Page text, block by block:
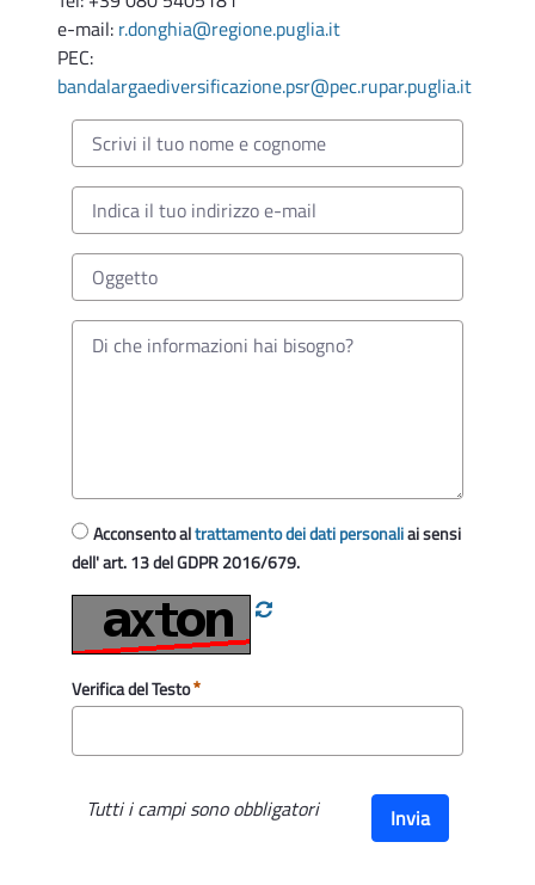
e-mail: r.donghia@regione.puglia.it
PEC:
bandalargaediversificazione.psr@pec.rupar.puglia.it
Acconsento altrattamento dei dati personaliai sensi
dell' art. 13 del GDPR 2016/679.
Verifica del Testo
Tutti i campi sono obbligatori Invia